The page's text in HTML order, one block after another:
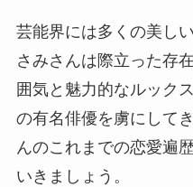
芸能界には多くの美し
さみさんは際立った存
囲気と魅力的なルック
の有名俳優を虜にして
んのこれまでの恋愛遍
いきましょう。